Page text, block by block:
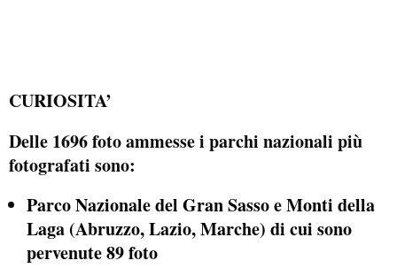
CURIOSITA’
Delle 1696 foto ammesse i parchi nazionali più
fotografati sono:
Parco Nazionale del Gran Sasso e Monti della
Laga (Abruzzo, Lazio, Marche) di cui sono
pervenute 89 foto